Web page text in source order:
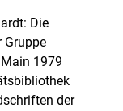
Die
1979
der